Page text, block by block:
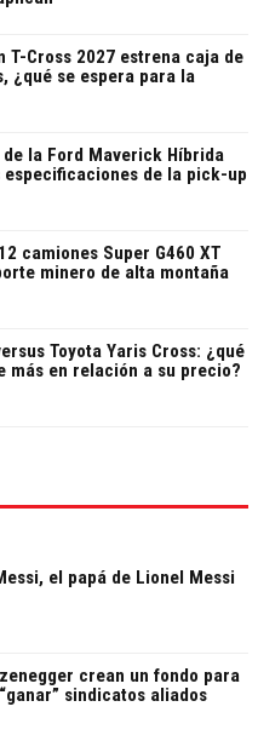
T-Cross 2027 estrena caja de
¿qué se espera para la
la Ford Maverick Híbrida
especificaciones de la pick-up
camiones Super G460 XT
minero de alta montaña
Toyota Yaris Cross: ¿qué
más en relación a su precio?
el papá de Lionel Messi
crean un fondo para
sindicatos aliados